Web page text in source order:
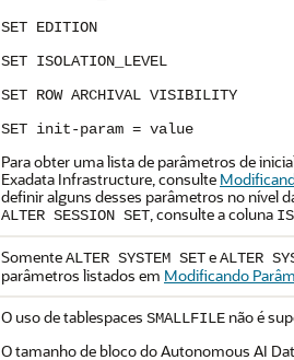
SET EDITION
SET ISOLATION_LEVEL
SET ROW ARCHIVAL VISIBILITY
SET init-param = value
Para obter uma lista de parâmetros de
Exadata Infrastructure, consulte
definir alguns desses parâmetros no nível
ALTER SESSION SET, consulte a coluna
SomenteALTER SYSTEM SETeALTER
parâmetros listados em Modificando
O uso de tablespaces SMALLFILE não é
O tamanho de bloco do Autonomous AI